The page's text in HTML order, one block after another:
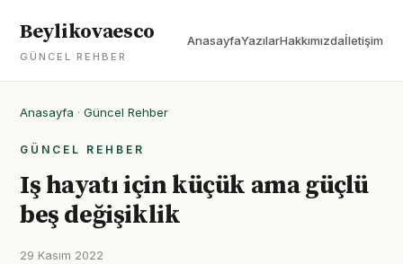
Beylikovaesco
GÜNCEL REHBER
AnasayfaYazılarHakkımızdaİletişim
Anasayfa · Güncel Rehber
GÜNCEL REHBER
Iş hayatı için küçük ama güçlü
beş değişiklik
29 Kasım 2022